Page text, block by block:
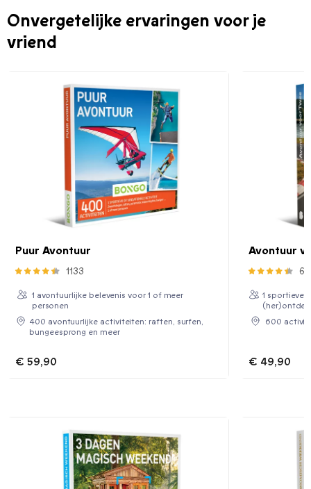
Onvergetelijke ervaringen voor je
vriend
Puur Avontuur
1133
1 avontuurlijke belevenis voor 1 of meer
personen
400 avontuurlijke activiteiten: raften, surfen,
bungeesprong en meer
€ 59,90
Avontuur
1 sportieve
600
€ 49,90